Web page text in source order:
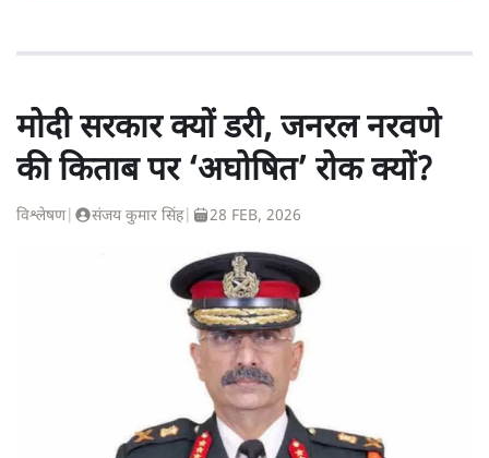
मोदी सरकार क्यों डरी, जनरल नरवणे
की किताब पर ‘अघोषित’ रोक क्यों?
विश्लेषण| संजय कुमार सिंह| 28 FEB, 2026